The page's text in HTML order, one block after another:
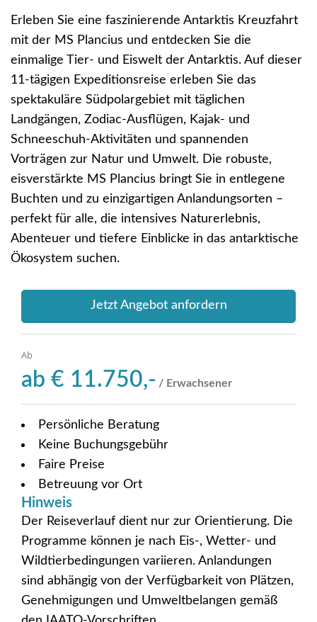
Erleben Sie eine faszinierende Antarktis Kreuzfahrt
mit der MS Plancius und entdecken Sie die
einmalige Tier- und Eiswelt der Antarktis. Auf dieser
11-tägigen Expeditionsreise erleben Sie das
spektakuläre Südpolargebiet mit täglichen
Landgängen, Zodiac-Ausflügen, Kajak- und
Schneeschuh-Aktivitäten und spannenden
Vorträgen zur Natur und Umwelt. Die robuste,
eisverstärkte MS Plancius bringt Sie in entlegene
Buchten und zu einzigartigen Anlandungsorten –
perfekt für alle, die intensives Naturerlebnis,
Abenteuer und tiefere Einblicke in das antarktische
Ökosystem suchen.
Jetzt Angebot anfordern
Ab
ab € 11.750,- / Erwachsener
Persönliche Beratung
Keine Buchungsgebühr
Faire Preise
Betreuung vor Ort
Hinweis
Der Reiseverlauf dient nur zur Orientierung. Die
Programme können je nach Eis-, Wetter- und
Wildtierbedingungen variieren. Anlandungen
sind abhängig von der Verfügbarkeit von Plätzen,
Genehmigungen und Umweltbelangen gemäß